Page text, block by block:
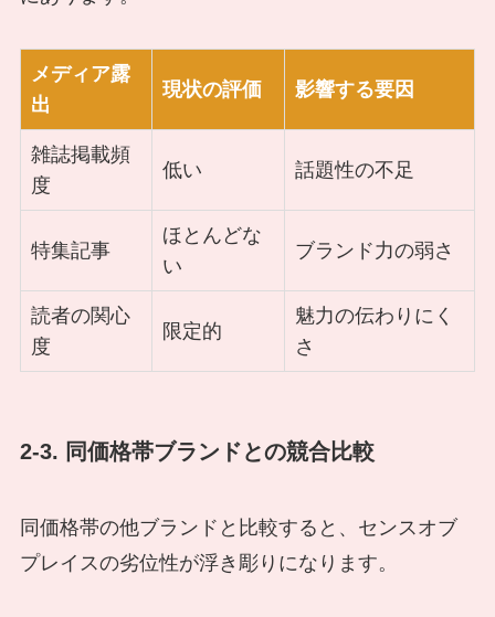
メディア露
出
現状の評価 影響する要因
雑誌掲載頻
度
低い 話題性の不足
特集記事
ほとんどな
い
ブランド力の弱さ
読者の関心
度
限定的
魅力の伝わりにく
さ
2-3. 同価格帯ブランドとの競合比較
同価格帯の他ブランドと比較すると、センスオブ
プレイスの劣位性が浮き彫りになります。